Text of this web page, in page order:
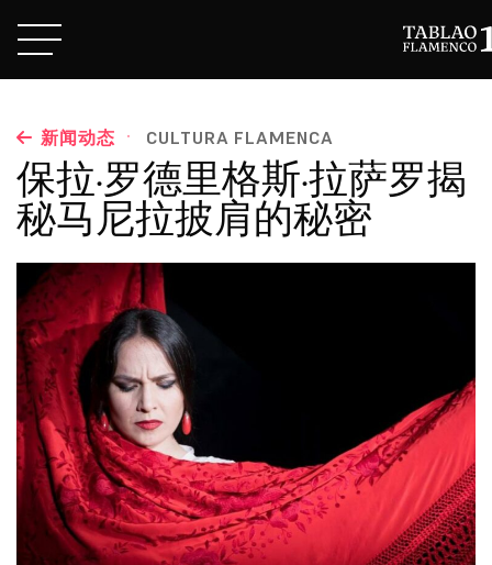
新闻动态 · CULTURA FLAMENCA
保拉·罗德里格斯·拉萨罗揭
秘马尼拉披肩的秘密